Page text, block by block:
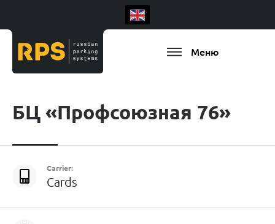
Меню
БЦ «Профсоюзная 76»
Carrier:
Cards